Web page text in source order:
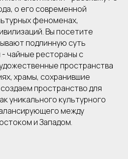
о его современной
феноменах,
Вы посетите
подлинную суть
- чайные рестораны с
пространства
храмы, сохранившие
пространство для
уникального культурного
между
и Западом.